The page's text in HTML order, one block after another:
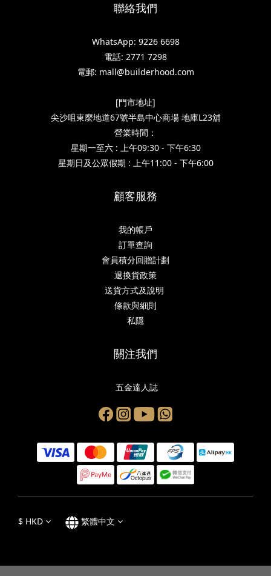
聯絡我們
WhatsApp: 9226 6698
電話: 2771 7298
電郵: mall@builderhood.com
[門市地址]
尖沙咀東麼地道67號半島中心商場 地庫L23舖
營業時間：
星期一至六 : 上午09:30 - 下午6:30
星期日及公眾假期 : 上午11:00 - 下午6:00
顧客服務
我的帳戶
訂單查詢
會員積分回贈計劃
退換貨政策
送貨方式及說明
條款與細則
私隱
關注我們
五金達人誌
$ HKD 繁體中文